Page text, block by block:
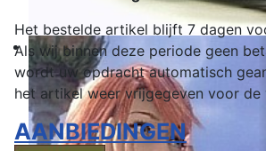
Het bestelde artikel blijft 7 dagen
Als wij binnen deze periode geen
wordt uw opdracht automatisch
het artikel weer vrijgegeven voor de
AANBIEDINGEN